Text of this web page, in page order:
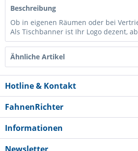
Beschreibung
Ob in eigenen Räumen oder bei
Als Tischbanner ist Ihr Logo dezent,
Ähnliche Artikel
Hotline & Kontakt
FahnenRichter
Informationen